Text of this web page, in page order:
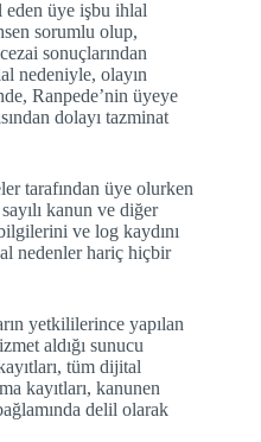
eden üye işbu ihlal
sorumlu olup,
sonuçlarından
nedeniyle, olayın
Ranpede’nin üyeye
dolayı tazminat
tarafından üye olurken
kanun ve diğer
ve log kaydını
nedenler hariç hiçbir
yetkililerince yapılan
aldığı sunucu
tüm dijital
kayıtları, kanunen
delil olarak